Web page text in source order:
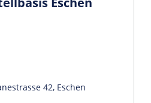
42, Eschen